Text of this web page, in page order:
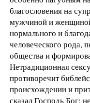
благословения на
мужчиной и
нормального и
человеческого рода,
общества и
Нетрадиционная
противоречит
происхождении и
сказал Господь Бог: